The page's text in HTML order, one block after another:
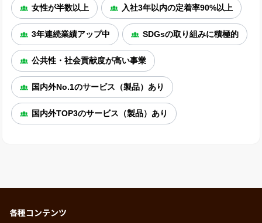
女性が半数以上 入社3年以内の定着率90%以上
3年連続業績アップ中 SDGsの取り組みに積極的
公共性・社会貢献度が高い事業
国内外No.1のサービス（製品）あり
国内外TOP3のサービス（製品）あり
各種コンテンツ